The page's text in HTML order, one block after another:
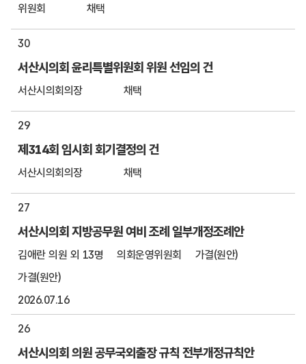
위원회 채택
30
서산시의회 윤리특별위원회 위원 선임의 건
서산시의회의장 채택
29
제314회 임시회 회기결정의 건
서산시의회의장 채택
27
서산시의회 지방공무원 여비 조례 일부개정조례안
김애란 의원 외 13명 의회운영위원회
가결(원안)
가결(원안)
2026.07.16
26
서산시의회 의원 공무국외출장 규칙 전부개정규칙안